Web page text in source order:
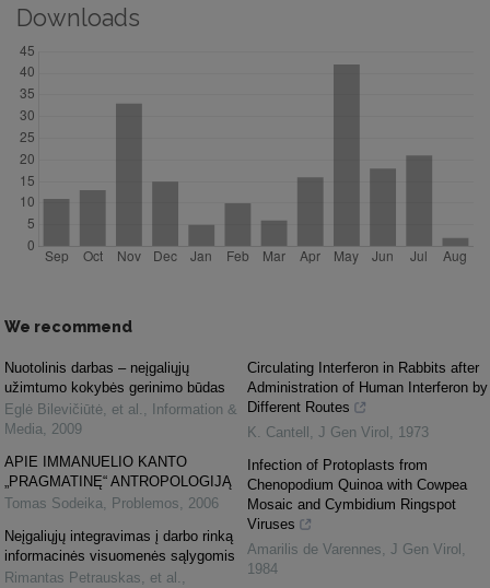
Downloads
We recommend
Nuotolinis darbas – neįgaliųjų
užimtumo kokybės gerinimo būdas
Eglė Bilevičiūtė, et al. ,
Information &
Media, 2009
APIE IMMANUELIO KANTO
„PRAGMATINĘ“ ANTROPOLOGIJĄ
Tomas Sodeika, Problemos, 2006
Neįgaliųjų integravimas į darbo rinką
informacinės visuomenės sąlygomis
Rimantas Petrauskas, et al. ,
Circulating Interferon in Rabbits after
Administration of Human Interferon by
Different Routes
K. Cantell , J Gen Virol , 1973
Infection of Protoplasts from
Chenopodium Quinoa with Cowpea
Mosaic and Cymbidium Ringspot
Viruses
Amarilis de Varennes, J Gen Virol ,
1984